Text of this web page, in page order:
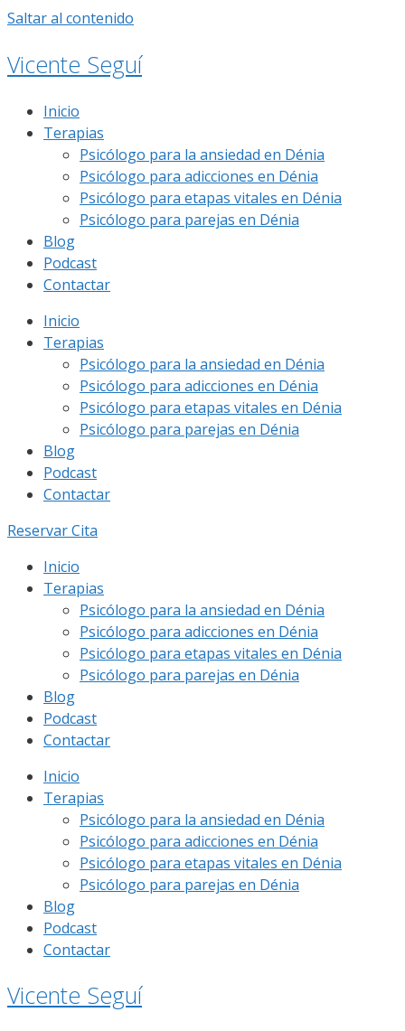
Saltar al contenido
Vicente Seguí
Inicio
Terapias
Psicólogo para la ansiedad en Dénia
Psicólogo para adicciones en Dénia
Psicólogo para etapas vitales en Dénia
Psicólogo para parejas en Dénia
Blog
Podcast
Contactar
Inicio
Terapias
Psicólogo para la ansiedad en Dénia
Psicólogo para adicciones en Dénia
Psicólogo para etapas vitales en Dénia
Psicólogo para parejas en Dénia
Blog
Podcast
Contactar
Reservar Cita
Inicio
Terapias
Psicólogo para la ansiedad en Dénia
Psicólogo para adicciones en Dénia
Psicólogo para etapas vitales en Dénia
Psicólogo para parejas en Dénia
Blog
Podcast
Contactar
Inicio
Terapias
Psicólogo para la ansiedad en Dénia
Psicólogo para adicciones en Dénia
Psicólogo para etapas vitales en Dénia
Psicólogo para parejas en Dénia
Blog
Podcast
Contactar
Vicente Seguí